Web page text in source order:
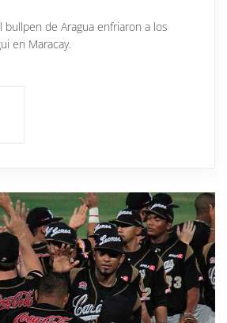
bullpen de Aragua enfriaron a los
en Maracay.